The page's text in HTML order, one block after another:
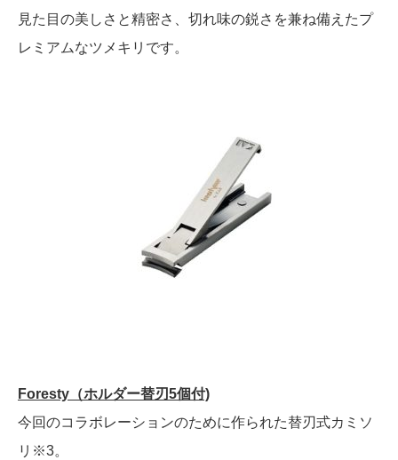
見た目の美しさと精密さ、切れ味の鋭さを兼ね備えたプ
レミアムなツメキリです。
Foresty（ホルダー替刃5個付)
今回のコラボレーションのために作られた替刃式カミソ
リ※3。